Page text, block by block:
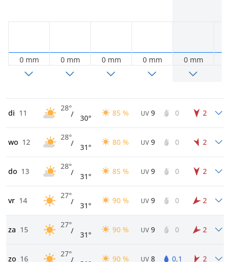
0 mm 0 mm 0 mm 0 mm 0 mm
di 11
28°
/ 30°
85 % UV 9 0 2
wo 12
28°
/ 31°
80 % UV 9 0 2
do 13
28°
/ 31°
85 % UV 9 0 2
vr 14
27°
/ 31°
90 % UV 9 0 2
za 15
27°
/ 31°
90 % UV 9 0 2
zo 16
27°
/ 90 % UV 8 0,1 2